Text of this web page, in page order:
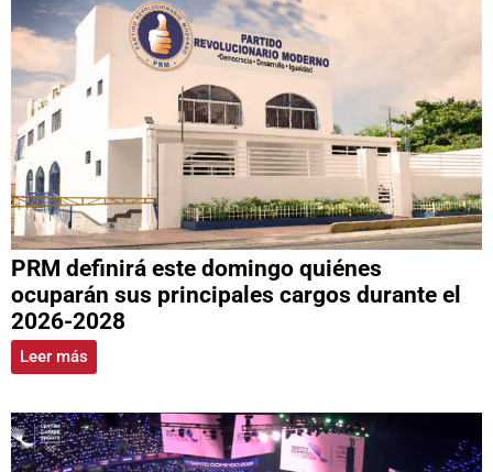
PRM definirá este domingo quiénes
ocuparán sus principales cargos durante el
2026-2028
Leer más